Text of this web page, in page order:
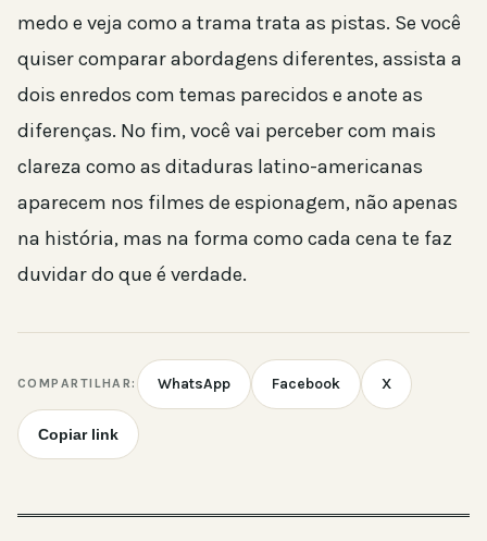
medo e veja como a trama trata as pistas. Se você
quiser comparar abordagens diferentes, assista a
dois enredos com temas parecidos e anote as
diferenças. No fim, você vai perceber com mais
clareza como as ditaduras latino-americanas
aparecem nos filmes de espionagem, não apenas
na história, mas na forma como cada cena te faz
duvidar do que é verdade.
COMPARTILHAR: WhatsApp Facebook X
Copiar link